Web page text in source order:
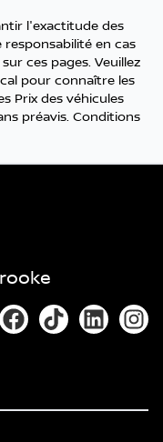
l'exactitude des
en cas
ces pages. Veuillez
pour connaître les
Prix des véhicules
préavis. Conditions
compte Twitter
vers notre chaîne
Lien vers notre page
Lien vers notre
Lien vers